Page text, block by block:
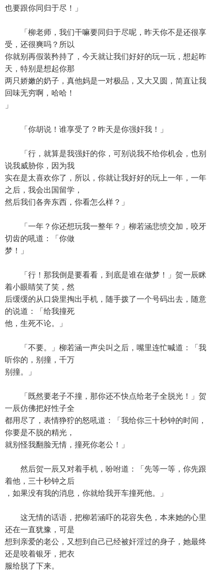
也要跟你同归于尽！」
「柳老师，我们干嘛要同归于尽呢，昨天你不是还很享
受，还很爽吗？所以
你就别再假装矜持了，今天就让我们好好的玩一玩，想起昨
天，特别是想起你那
两只娇嫩的奶子，真他妈是一对极品，又大又圆，简直让我
回味无穷啊，哈哈！
」
「你胡说！谁享受了？昨天是你强奸我！」
「行，就算是我强奸的你，可别说我不给你机会，也别
说我威胁你，因为我
实在是太喜欢你了，所以，你就让我好好的玩上一年，一年
之后，我会出国留学，
然后我们各奔东西，你看怎么样？」
「一年？你还想玩我一整年？」柳若涵悲愤交加，咬牙
切齿的吼道：「你做
梦！」
「行！那我倒是要看看，到底是谁在做梦！」贺一辰眯
着小眼睛笑了笑，然
后缓缓的从口袋里掏出手机，随手拨了一个号码出去，随意
的说道：「给我撞死
他，生死不论。」
「不要。」柳若涵一声尖叫之后，嘴里连忙喊道：「我
听你的，别撞，千万
别撞。」
「既然要老子不撞，那你还不快点给老子全脱光！」贺
一辰仿佛把好性子全
都用尽了，表情狰狞的怒吼道：「我给你三十秒钟的时间，
你要是不脱的精光，
就别怪我翻脸无情，撞死你老公！」
然后贺一辰又对着手机，吩咐道：「先等一等，你先跟
着他，三十秒钟之后
，如果没有我的消息，你就给我开车撞死他。」
这无情的话语，把柳若涵吓的花容失色，本来她的心里
还在一直犹豫，可是
想到亲爱的老公，又想到自己已经被奸淫过的身子，她最终
还是咬着银牙，把衣
服给脱了下来。